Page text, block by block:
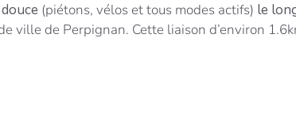
(piétons, vélos et tous modes actifs) le
ville de Perpignan. Cette liaison d’environ